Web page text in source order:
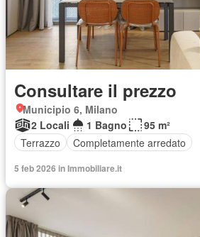
Consultare il prezzo
Municipio 6, Milano
2 Locali
1 Bagno
95 m²
Terrazzo
Completamente arredato
5 feb 2026 in Immobiliare.it